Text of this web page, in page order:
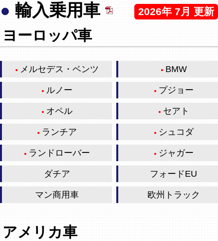
● 輸入乗用車 2026年 7月 更新
ヨーロッパ車
メルセデス・ベンツ BMW
ルノー プジョー
オペル セアト
ランチア シュコダ
ランドローバー ジャガー
ダチア フォードEU
マン商用車 欧州トラック
アメリカ車